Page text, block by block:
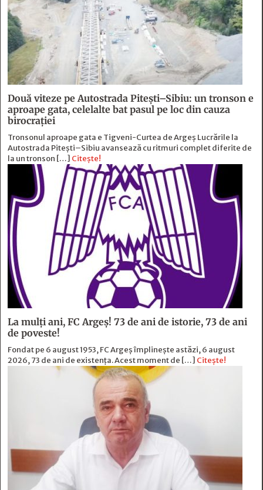
Două viteze pe Autostrada Piteşti–Sibiu: un tronson e
aproape gata, celelalte bat pasul pe loc din cauza
birocraţiei
Tronsonul aproape gata e Tigveni-Curtea de Argeș Lucrările la
Autostrada Pitești–Sibiu avansează cu ritmuri complet diferite de
la un tronson […] Citește!
La mulți ani, FC Argeș! 73 de ani de istorie, 73 de ani
de poveste!
Fondat pe 6 august 1953, FC Argeș împlinește astăzi, 6 august
2026, 73 de ani de existența. Acest moment de […] Citește!